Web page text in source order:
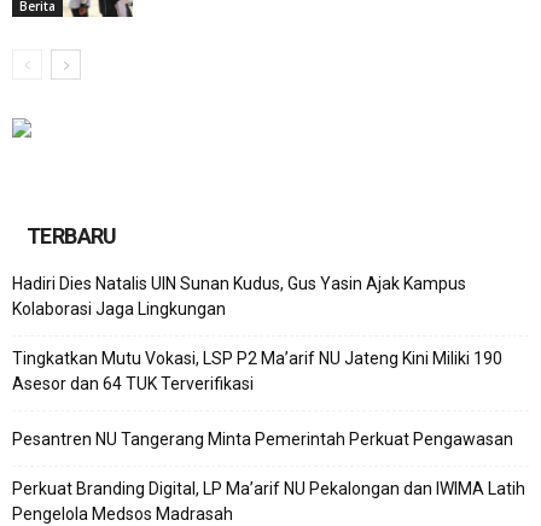
Berita
TERBARU
Hadiri Dies Natalis UIN Sunan Kudus, Gus Yasin Ajak Kampus
Kolaborasi Jaga Lingkungan
Tingkatkan Mutu Vokasi, LSP P2 Ma’arif NU Jateng Kini Miliki 190
Asesor dan 64 TUK Terverifikasi
Pesantren NU Tangerang Minta Pemerintah Perkuat Pengawasan
Perkuat Branding Digital, LP Ma’arif NU Pekalongan dan IWIMA Latih
Pengelola Medsos Madrasah